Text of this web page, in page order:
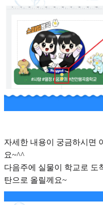
자세한 내용이 궁금하시면
요~^^
다음주에 실물이 학교로 도
탄으로 올릴께요~